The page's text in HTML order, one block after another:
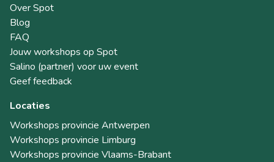
Over Spot
Blog
FAQ
Jouw workshops op Spot
Salino (partner) voor uw event
Geef feedback
Locaties
Workshops provincie Antwerpen
Workshops provincie Limburg
Workshops provincie Vlaams-Brabant